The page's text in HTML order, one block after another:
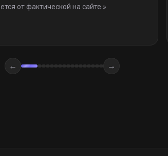
от фактической на сайте. »
← →